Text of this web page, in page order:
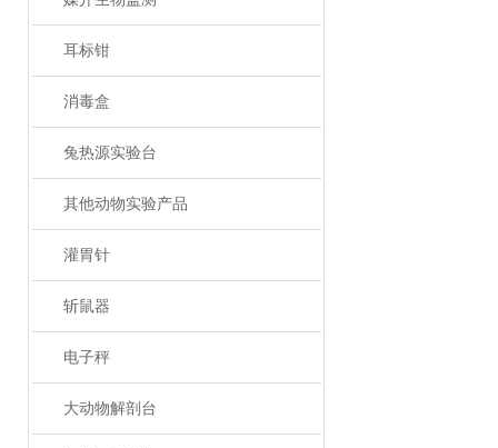
耳标钳
消毒盒
兔热源实验台
其他动物实验产品
灌胃针
斩鼠器
电子秤
大动物解剖台